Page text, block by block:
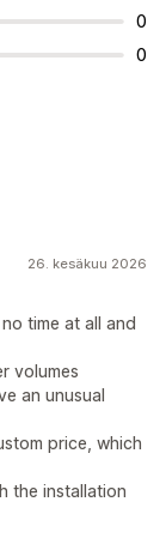
0
0
26. kesäkuu 2026
time at all and
volumes
an unusual
price, which
the installation